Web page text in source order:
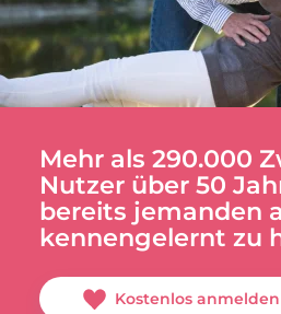
Mehr als 290.000
Nutzer über 50
bereits jemanden
kennengelernt zu
Kostenlos anmelden